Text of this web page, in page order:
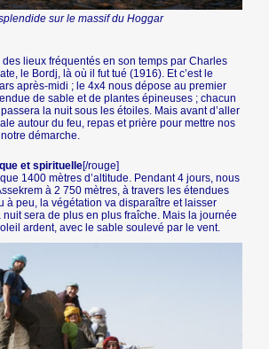
sur le massif du Hoggar
des lieux fréquentés en son temps par Charles
le Bordj, là où il fut tué (1916). Et c’est le
après-midi ; le 4x4 nous dépose au premier
de sable et de plantes épineuses ; chacun
la nuit sous les étoiles. Mais avant d’aller
autour du feu, repas et prière pour mettre nos
démarche.
et spirituelle[/rouge]
1400 mètres d’altitude. Pendant 4 jours, nous
à 2 750 mètres, à travers les étendues
à peu, la végétation va disparaître et laisser
sera de plus en plus fraîche. Mais la journée
ardent, avec le sable soulevé par le vent.